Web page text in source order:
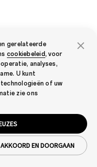
gerelateerde
cookiebeleid, voor
analyses,
U kunt
of uw
zie ons
AKKOORD EN DOORGAAN